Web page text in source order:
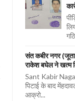
संत कबीर नगर
राकेश बघेल ने खत्म
Sant Kabir
पिटाई के बाद
आक्रो...